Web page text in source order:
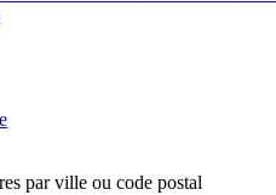
par ville ou code postal